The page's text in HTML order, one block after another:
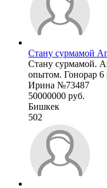
Стану сурмамой
Стану сурмамой.
опытом. Гонорар 6
Ирина №73487
50000000 руб.
Бишкек
502